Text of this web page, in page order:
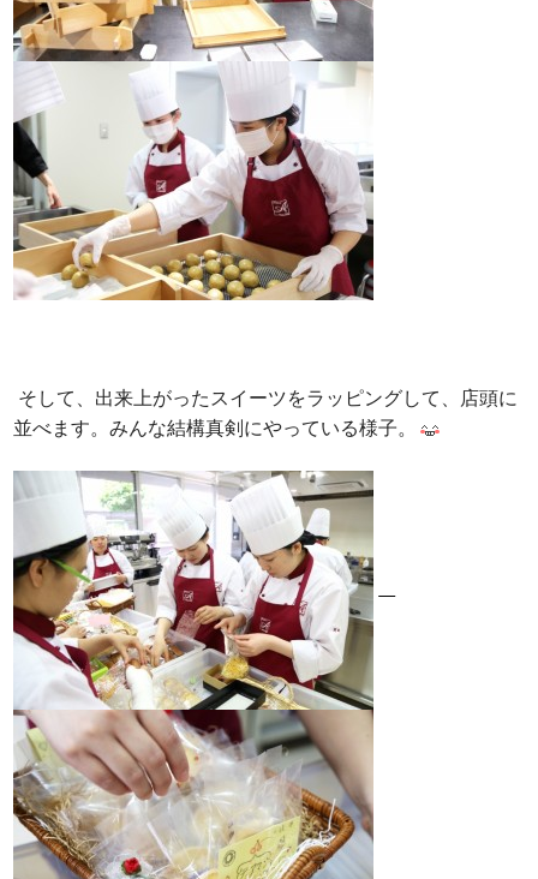
そして、出来上がったスイーツをラッピングして、店頭に
並べます。みんな結構真剣にやっている様子。